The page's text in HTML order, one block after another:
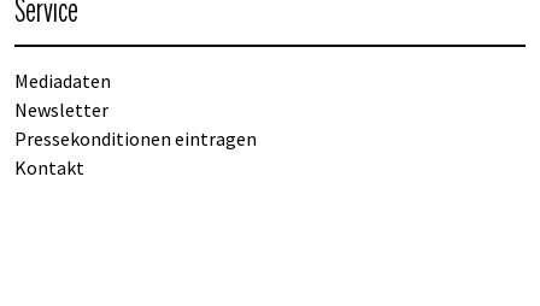
Service
Mediadaten
Newsletter
Pressekonditionen eintragen
Kontakt